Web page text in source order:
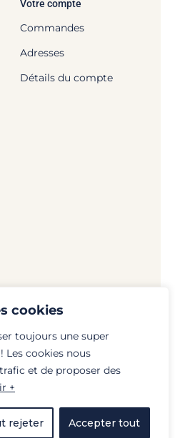
cookies
toujours une super
Les cookies nous
et de proposer des
+
rejeter Accepter tout
Votre compte
Commandes
Adresses
Détails du compte
| Tous droits réservés |
de confidentialité
:globellie.com